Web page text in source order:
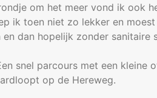
om het meer vond ik ook
ik toen niet zo lekker en
dan hopelijk zonder sanitaire
snel parcours met een kleine
op de Hereweg.